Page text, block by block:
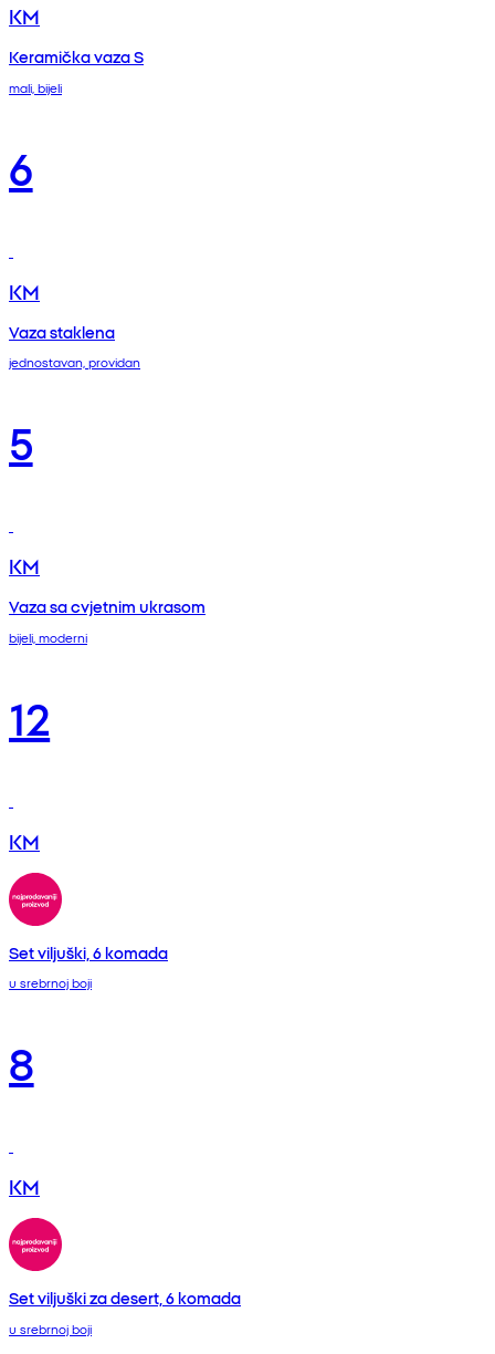
KM
Keramička vaza S
mali, bijeli
6
KM
Vaza staklena
jednostavan, providan
5
KM
Vaza sa cvjetnim ukrasom
bijeli, moderni
12
KM
Set viljuški, 6 komada
u srebrnoj boji
8
KM
Set viljuški za desert, 6 komada
u srebrnoj boji